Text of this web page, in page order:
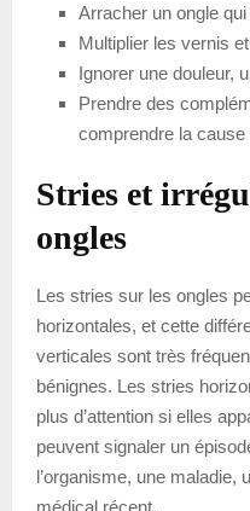
Arracher un ongle
Multiplier les vernis
Ignorer une douleur,
Prendre des
comprendre la cause
Stries et
ongles
Les stries sur les ongles
horizontales, et cette
verticales sont très
bénignes. Les stries
plus d’attention si elles
peuvent signaler un
l’organisme, une maladie,
médical récent.